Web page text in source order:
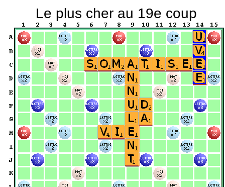
Le plus cher au 19e coup